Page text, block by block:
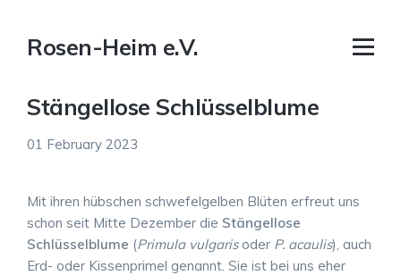
Rosen-Heim e.V.
Stängellose Schlüsselblume
01 February 2023
Mit ihren hübschen schwefelgelben Blüten erfreut uns
schon seit Mitte Dezember die Stängellose
Schlüsselblume (Primula vulgarisoder P. acaulis), auch
Erd- oder Kissenprimel genannt. Sie ist bei uns eher